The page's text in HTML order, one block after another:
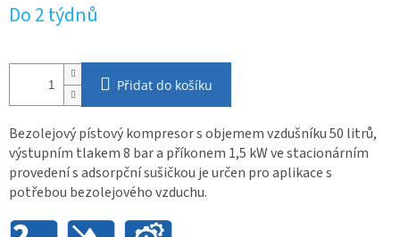
cena:
Do 2 týdnů
Přidat do košíku
Bezolejový pístový kompresor s objemem vzdušníku 50 litrů,
výstupním tlakem 8 bar a příkonem 1,5 kW ve stacionárním
provedení s adsorpční sušičkou je určen pro aplikace s
potřebou bezolejového vzduchu.